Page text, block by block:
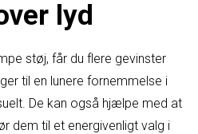
lyd
støj, får du flere gevinster
til en lunere fornemmelse i
De kan også hjælpe med at
dem til et energivenligt valg i